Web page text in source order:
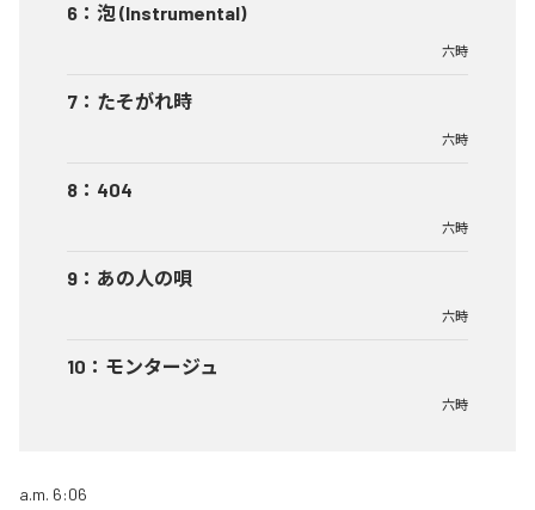
6 ： 泡 (Instrumental)
六時
7 ： たそがれ時
六時
8 ： 404
六時
9 ： あの人の唄
六時
10 ： モンタージュ
六時
a.m. 6:06